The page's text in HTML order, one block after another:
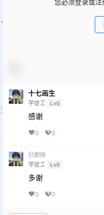
十七画生
学徒工 Lv0
感谢
0 0
已删除
学徒工 Lv0
多谢
0 0